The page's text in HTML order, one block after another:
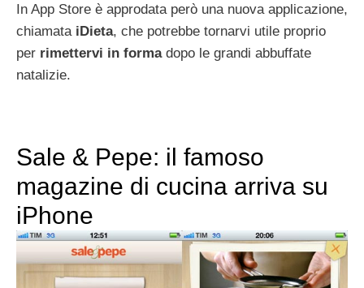
In App Store è approdata però una nuova applicazione,
chiamata iDieta, che potrebbe tornarvi utile proprio
per rimettervi in formadopo le grandi abbuffate
natalizie.
Sale & Pepe: il famoso
magazine di cucina arriva su
iPhone